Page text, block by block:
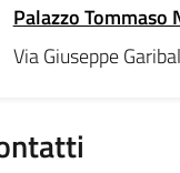
Palazzo Tommaso
Via Giuseppe